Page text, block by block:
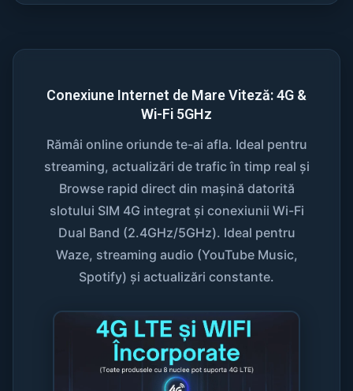
Conexiune Internet de Mare Viteză: 4G &
Wi-Fi 5GHz
Rămâi online oriunde te-ai afla. Ideal pentru
streaming, actualizări de trafic în timp real și
Browse rapid direct din mașină datorită
slotului SIM 4G integrat și conexiunii Wi-Fi
Dual Band (2.4GHz/5GHz). Ideal pentru
Waze, streaming audio (YouTube Music,
Spotify) și actualizări constante.